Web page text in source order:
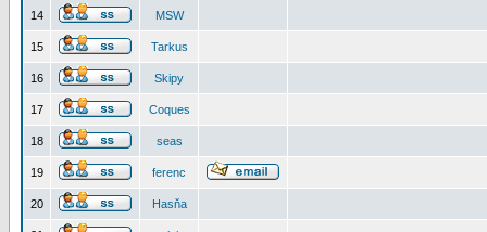
14 MSW
15 Tarkus
16 Skipy
17 Coques
18 seas
19 ferenc
20 Hasňa